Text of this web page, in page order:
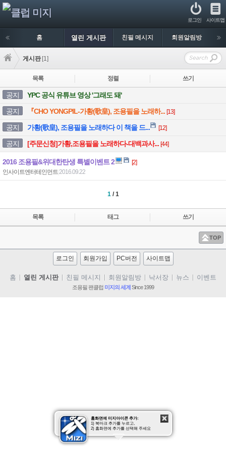
사이트맵
로그인
홈 열린 게시판 친필 메시지 회원알림방
게시판 [1]
목록 정렬 쓰기
공지
YPC 공식 유튜브 영상 '그래도 돼'
공지
『CHO YONGPIL-가황(歌皇), 조용필을 노래하... [13]
공지 가황(歌皇), 조용필을 노래하다 이 책을 드... [12]
공지 [주문신청]가황,조용필을 노래하다-대백과사... [44]
2016 조용필&위대한탄생 특별이벤트 2 [2]
인사이트엔터테인먼트2016.09.22
1/ 1
목록 태그 쓰기
TOP
로그인 회원가입 PC버전 사이트맵
홈 열린 게시판 친필 메시지 회원알림방 낙서장 뉴스
이벤트
동영상 조용필 클럽 미지
조용필 팬클럽 미지의 세계Since 1999
홈화면에 미지아이콘 추가:
1) 북마크 추가를 누르고,
2) 홈화면에 추가를 선택해 주세요